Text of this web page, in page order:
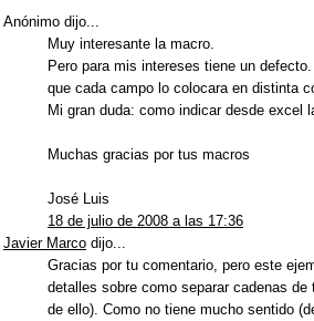
Anónimo dijo...
Muy interesante la macro.
Pero para mis intereses tiene un
que cada campo lo colocara en distinta
Mi gran duda: como indicar desde excel
Muchas gracias por tus macros
José Luis
18 de julio de 2008 a las 17:36
Javier Marco dijo...
Gracias por tu comentario, pero este
detalles sobre como separar cadenas
de ello). Como no tiene mucho sentido